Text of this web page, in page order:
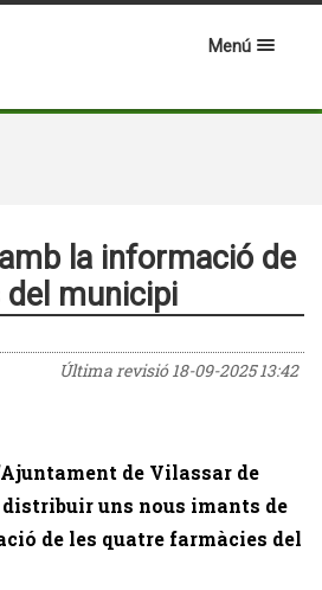
Menú
la informació de
del municipi
Última revisió18-09-2025 13:42
de Vilassar de
uns nous imants de
de les quatre farmàcies del